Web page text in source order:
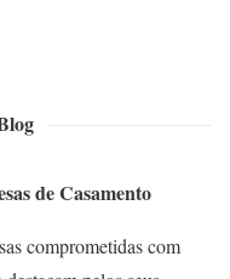
de Casamento
comprometidas com